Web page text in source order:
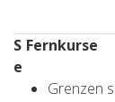
Fernkurse
Grenzen
S
e